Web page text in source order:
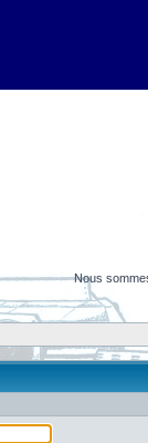
Nous